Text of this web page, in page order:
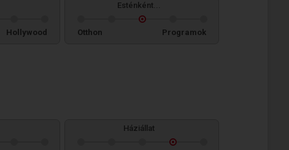
Hollywood
Esténként...
Otthon Programok
Háziállat